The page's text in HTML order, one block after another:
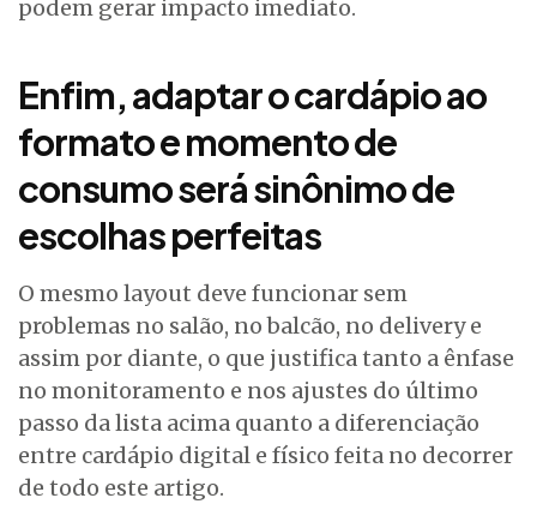
podem gerar impacto imediato.
Enfim, adaptar o cardápio ao
formato e momento de
consumo será sinônimo de
escolhas perfeitas
O mesmo layout deve funcionar sem
problemas no salão, no balcão, no delivery e
assim por diante, o que justifica tanto a ênfase
no monitoramento e nos ajustes do último
passo da lista acima quanto a diferenciação
entre cardápio digital e físico feita no decorrer
de todo este artigo.